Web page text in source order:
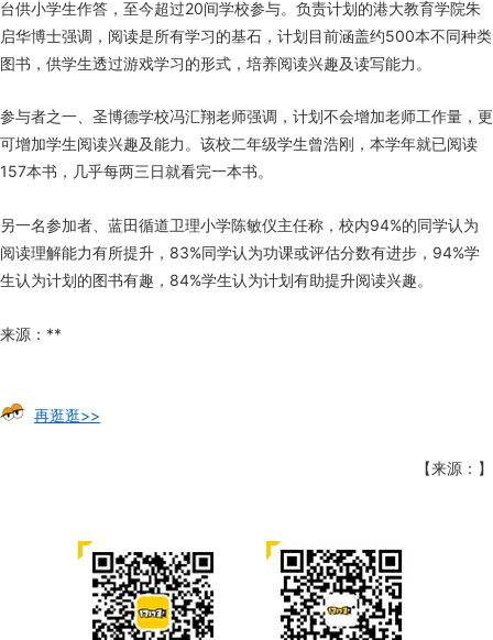
台供小学生作答，至今超过20间学校参与。负责计划的港大教育学院朱
启华博士强调，阅读是所有学习的基石，计划目前涵盖约500本不同种类
图书，供学生透过游戏学习的形式，培养阅读兴趣及读写能力。
参与者之一、圣博德学校冯汇翔老师强调，计划不会增加老师工作量，更
可增加学生阅读兴趣及能力。该校二年级学生曾浩刚，本学年就已阅读
157本书，几乎每两三日就看完一本书。
另一名参加者、蓝田循道卫理小学陈敏仪主任称，校内94%的同学认为
阅读理解能力有所提升，83%同学认为功课或评估分数有进步，94%学
生认为计划的图书有趣，84%学生认为计划有助提升阅读兴趣。
来源：**
再逛逛>>
【来源：】